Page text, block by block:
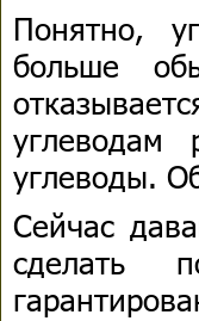
Понятно,
больше
углеводы.
Сейчас
сделать